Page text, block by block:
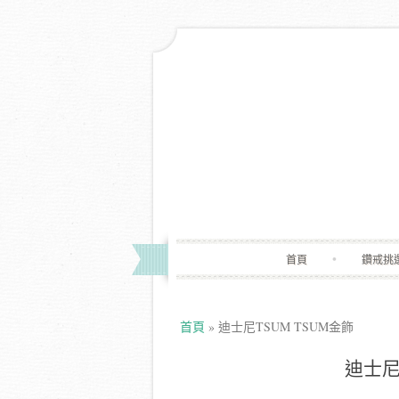
首頁 鑽戒挑
首頁 » 迪士尼TSUM TSUM金飾
迪士